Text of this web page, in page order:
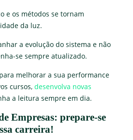
e os métodos se tornam
da luz.
a evolução do sistema e não
se sempre atualizado.
melhorar a sua performance
cursos, desenvolva novas
a leitura sempre em dia.
Empresas: prepare-se
carreira!